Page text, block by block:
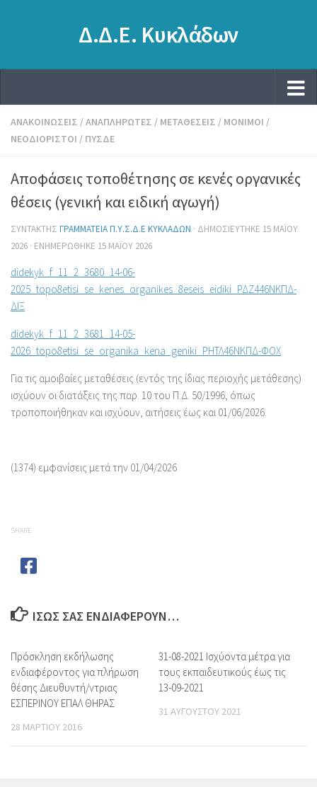
Δ.Δ.Ε. Κυκλάδων
ΑΝΑΚΟΙΝΏΣΕΙΣ /ΑΝΑΠΛΗΡΩΤΈΣ / ΜΕΤΑΘΈΣΕΙΣ / ΜΌΝΙΜΟΙ /
ΝΕΟΔΙΌΡΙΣΤΟΙ / ΠΥΣΔΕ
Αποφάσεις τοποθέτησης σε κενές οργανικές
θέσεις (γενική και ειδική αγωγή)
ΣΥΝΤΆΚΤΗΣ ΓΡΑΜΜΑΤΕΊΑ Π.Υ.Σ.Δ.Ε ΚΥΚΛΆΔΩΝ · ΔΗΜΟΣΙΕΎΤΗΚΕ 15 ΜΑΪ́ΟΥ
2026 · ΕΝΗΜΕΡΏΘΗΚΕ 15 ΜΑΪ́ΟΥ 2026
didekyk_f_11_2_3680_14-06-
2025_topo8etisi_se_kenes_organikes_8eseis_eidiki_ΡΔΖ446ΝΚΠΔ-
ΔΙΞ
didekyk_f_11_2_3681_14-05-
2026_topo8etisi_se_organika_kena_geniki_ΡΗΤΛ46ΝΚΠΔ-ΦΟΧ
Για τις αμοιβαίες μεταθέσεις (εντός της ίδιας περιοχής μετάθεσης)
ισχύουν οι διατάξεις της παρ. 10 του Π.Δ. 50/1996, όπως
τροποποιήθηκαν και ισχύουν, αιτήσεις έως και 01/06/2026.
(1374) εμφανίσεις μετά την 01/04/2026
SHARE
ΊΣΩΣ ΣΑΣ ΕΝΔΙΑΦΈΡΟΥΝ…
Πρόσκληση εκδήλωσης
ενδιαφέροντος για πλήρωση
θέσης Διευθυντή/ντριας
ΕΣΠΕΡΙΝΟΥ ΕΠΑΛ ΘΗΡΑΣ
28 ΜΑΡΤΊΟΥ 2016
31-08-2021 Ισχύοντα μέτρα για
τους εκπαιδευτικούς έως τις
13-09-2021
31 ΑΥΓΟΎΣΤΟΥ 2021